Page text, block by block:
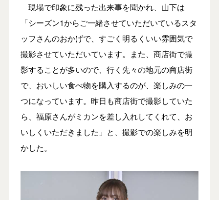
現場で印象に残った出来事を聞かれ、山下は
「シーズン1からご一緒させていただいているスタ
ッフさんのおかげで、すごく明るくいい雰囲気で
撮影させていただいています。また、商店街で撮
影することが多いので、行く先々の地元の商店街
で、おいしい食べ物を購入するのが、楽しみの一
つになっています。昨日も商店街で撮影していた
ら、福原さんがミカンを差し入れしてくれて、お
いしくいただきました」と、撮影での楽しみを明
かした。